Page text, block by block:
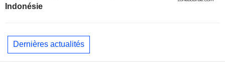
Indonésie
Dernières actualités